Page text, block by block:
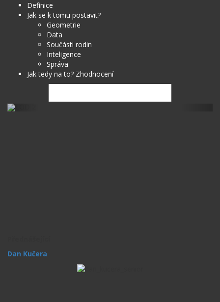
Definice
Jak se k tomu postavit?
Geometrie
Data
Součásti rodin
Inteligence
Správa
Jak tedy na to? Zhodnocení
Dan Kučera